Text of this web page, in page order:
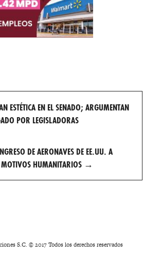
ESTÉTICA EN EL SENADO; ARGUMENTAN
POR LEGISLADORAS
DE AERONAVES DE EE.UU. A
HUMANITARIOS →
S.C. © 2017 Todos los derechos reservados